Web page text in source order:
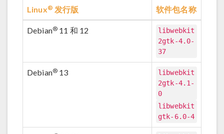
Linux® 发行版 软件包名称
Debian® 11 和 12
libwebkit
2gtk-4.0-
37
Debian® 13
libwebkit
2gtk-4.1-
0
libwebkit
gtk-6.0-4